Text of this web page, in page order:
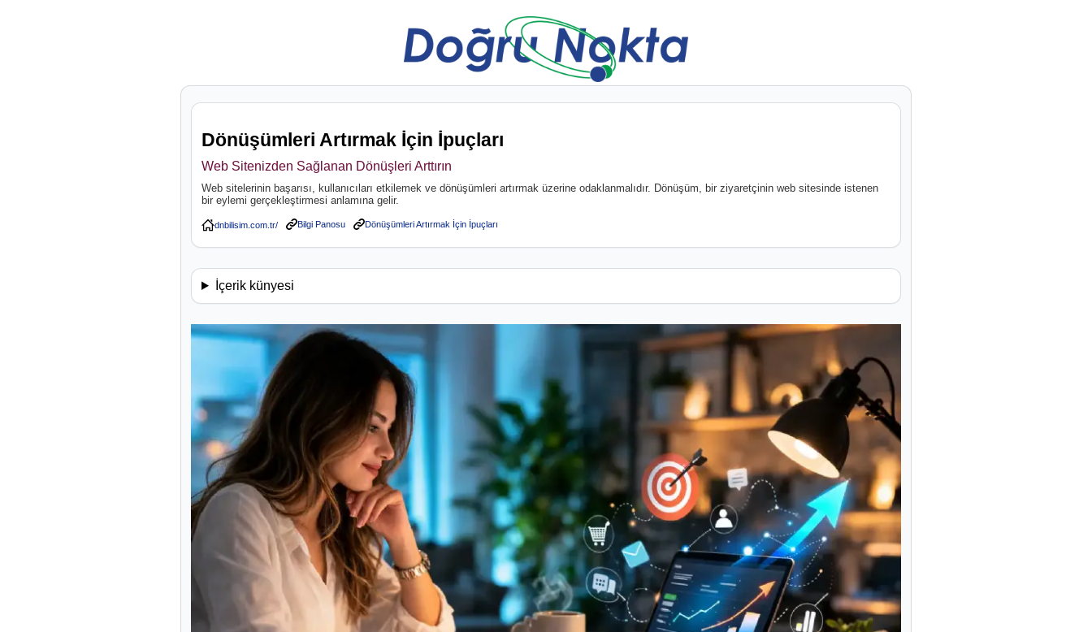
Dönüşümleri Artırmak İçin İpuçları
Web Sitenizden Sağlanan Dönüşleri Arttırın
Web sitelerinin başarısı, kullanıcıları etkilemek ve dönüşümleri artırmak üzerine odaklanmalıdır. Dönüşüm, bir ziyaretçinin web sitesinde istenen
bir eylemi gerçekleştirmesi anlamına gelir.
Bilgi Panosu Dönüşümleri Artırmak İçin İpuçları
İçerik künyesi